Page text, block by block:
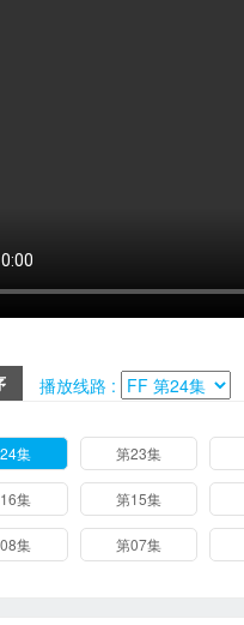
播放线路 :
集 第23集
集 第15集
集 第07集